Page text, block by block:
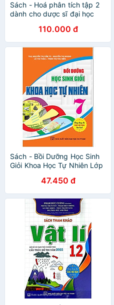
Sách - Hoá phân tích tập 2
dành cho dược sĩ đại học
110.000 đ
Sách - Bồi Dưỡng Học Sinh
Giỏi Khoa Học Tự Nhiên Lớp
Hiện Hành - Hồng Ân
47.450 đ